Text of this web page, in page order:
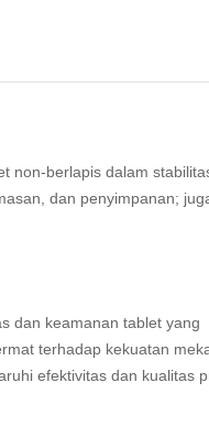
non-berlapis dalam
dan penyimpanan;
dan keamanan tablet yang
terhadap kekuatan
efektivitas dan kualitas